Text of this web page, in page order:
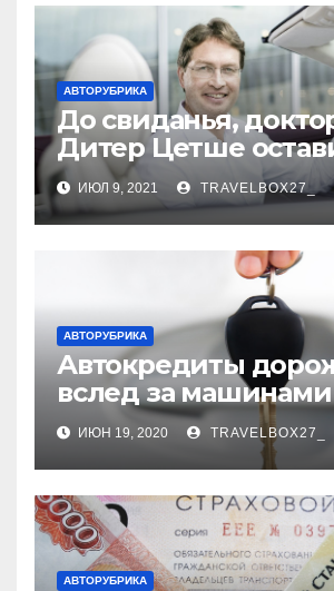
АВТОРУБРИКА
До свиданья,
Дитер Цетше
главы концерна
ИЮЛ 9, 2021 TRAVELBOX27_
АВТОРУБРИКА
Автокредиты
вслед за машинами
ИЮН 19, 2020 TRAVELBOX27_
АВТОРУБРИКА